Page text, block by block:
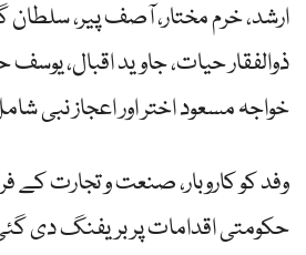
ارشد، خرم مختار، آصف پیر، سلطان
ذوالفقار حیات، جاوید اقبال، یوسف
خواجہ مسعود اختر اور اعجاز نبی
وفد کو کاروبار، صنعت و تجارت کے
حکومتی اقدامات پر بریفنگ دی